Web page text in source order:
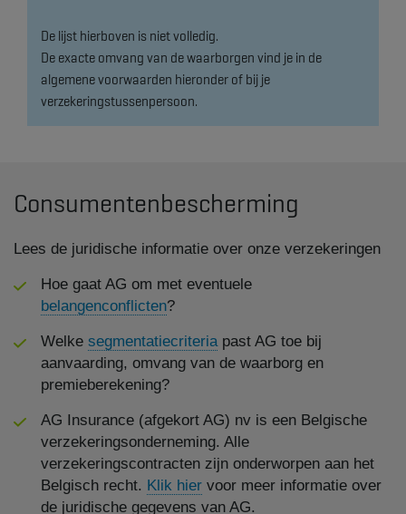
De lijst hierboven is niet volledig.
De exacte omvang van de waarborgen vind je in de
algemene voorwaarden hieronder of bij je
verzekeringstussenpersoon.
Consumentenbescherming
Lees de juridische informatie over onze verzekeringen
Hoe gaat AG om met eventuele
belangenconflicten?
Welke segmentatiecriteriapast AG toe bij
aanvaarding, omvang van de waarborg en
premieberekening?
AG Insurance (afgekort AG) nv is een Belgische
verzekeringsonderneming. Alle
verzekeringscontracten zijn onderworpen aan het
Belgisch recht. Klik hier voor meer informatie over
de juridische gegevens van AG.